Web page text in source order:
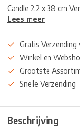
Candle 2,2 x 38 cm
Lees meer
Gratis
Winkel en
Grootste
Snelle Verzending
Beschrijving